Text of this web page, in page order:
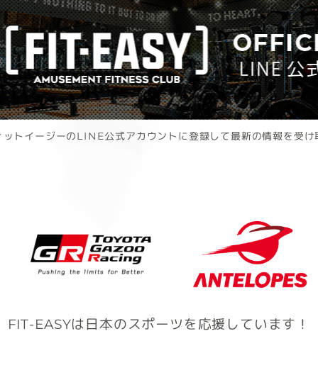
ットイージーのLINE公式アカウントに登録して最新の情報を受け
FIT-EASYは日本のスポーツを応援しています！